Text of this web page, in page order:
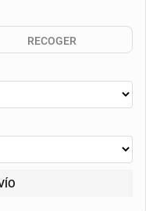
RECOGER